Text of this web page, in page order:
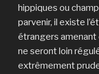
hippiques ou
parvenir, il existe
étrangers amenant
ne seront loin
extrêmement